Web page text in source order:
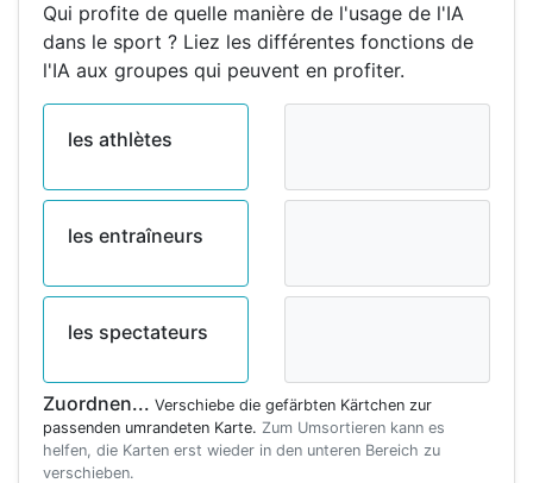
Qui profite de quelle manière de l'usage de l'IA
dans le sport ? Liez les différentes fonctions de
l'IA aux groupes qui peuvent en profiter.
les athlètes
les entraîneurs
les spectateurs
Zuordnen... Verschiebe die gefärbten Kärtchen zur
passenden umrandeten Karte. Zum Umsortieren kann es
helfen, die Karten erst wieder in den unteren Bereich zu
verschieben.